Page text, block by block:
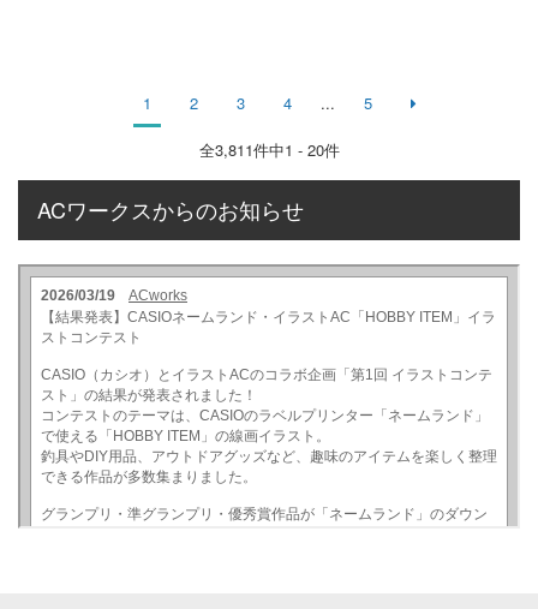
1 2 3 4 ... 5
全3,811件中1 - 20件
ACワークスからのお知らせ